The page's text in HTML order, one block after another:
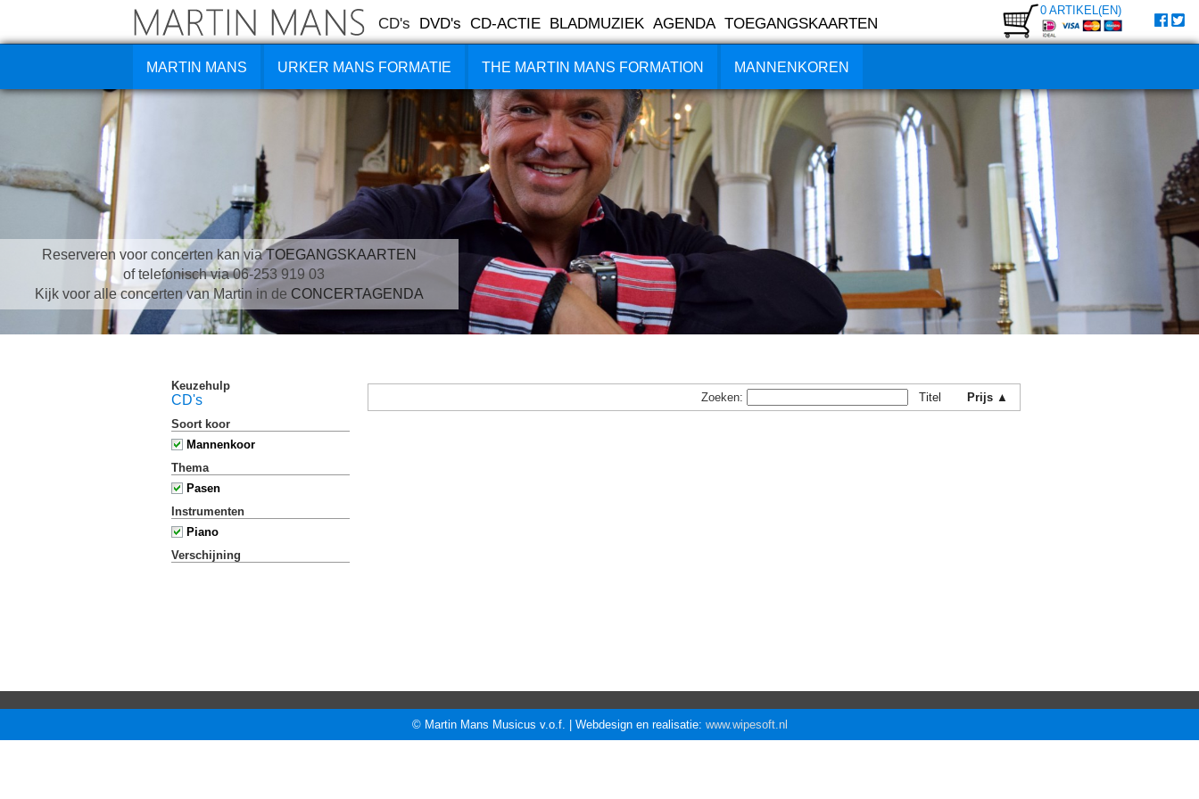
CD's DVD's CD-ACTIE BLADMUZIEK AGENDA TOEGANGSKAARTEN
0 ARTIKEL(EN)
MARTIN MANS URKER MANS FORMATIE THE MARTIN MANS FORMATION MANNENKOREN
Reserveren voor concerten kan viaTOEGANGSKAARTEN
of telefonisch via 06-253 919 03
Kijk voor alle concerten van Martin in de CONCERTAGENDA
Keuzehulp
CD's
Soort koor
Mannenkoor
Thema
Pasen
Instrumenten
Piano
Verschijning
Zoeken: Titel Prijs ▲
© Martin Mans Musicus v.o.f. | Webdesign en realisatie: www.wipesoft.nl